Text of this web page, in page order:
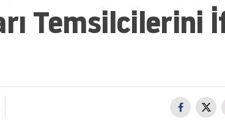
Temsilcilerini